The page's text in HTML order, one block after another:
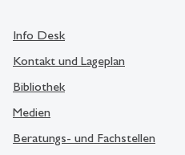
Info Desk
Kontakt und Lageplan
Bibliothek
Medien
Beratungs- und Fachstellen